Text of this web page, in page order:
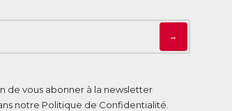
→
de vous abonner à la newsletter
notre Politique de Confidentialité